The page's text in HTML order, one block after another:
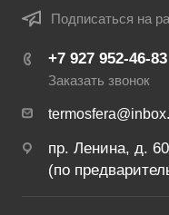
Подписаться на
+7 927 952-46-83
Заказать звонок
пр. Ленина, д. 60
(по